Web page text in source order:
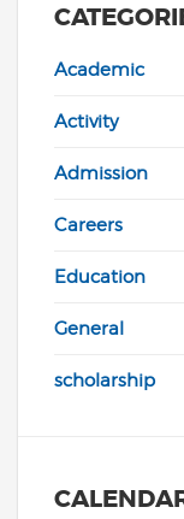
Academic
Activity
Admission
Careers
Education
General
scholarship